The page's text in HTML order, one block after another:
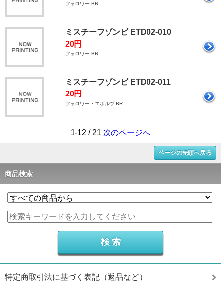
フォロワー BR
ミスチーフゾンビ ETD02-010
20円
フォロワー BR
ミスチーフゾンビ ETD02-011
20円
フォロワー・エボルヴ BR
1-12 / 21 次のページへ
ページの先頭へ戻る
商品検索
特定商取引法に基づく表記（返品など）